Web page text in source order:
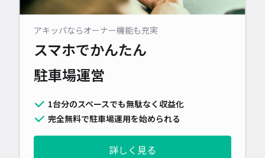
アキッパならオーナー機能も充実
スマホでかんたん
駐車場運営
1台分のスペースでも無駄なく収益化
完全無料で駐車場運用を始められる
詳しく見る